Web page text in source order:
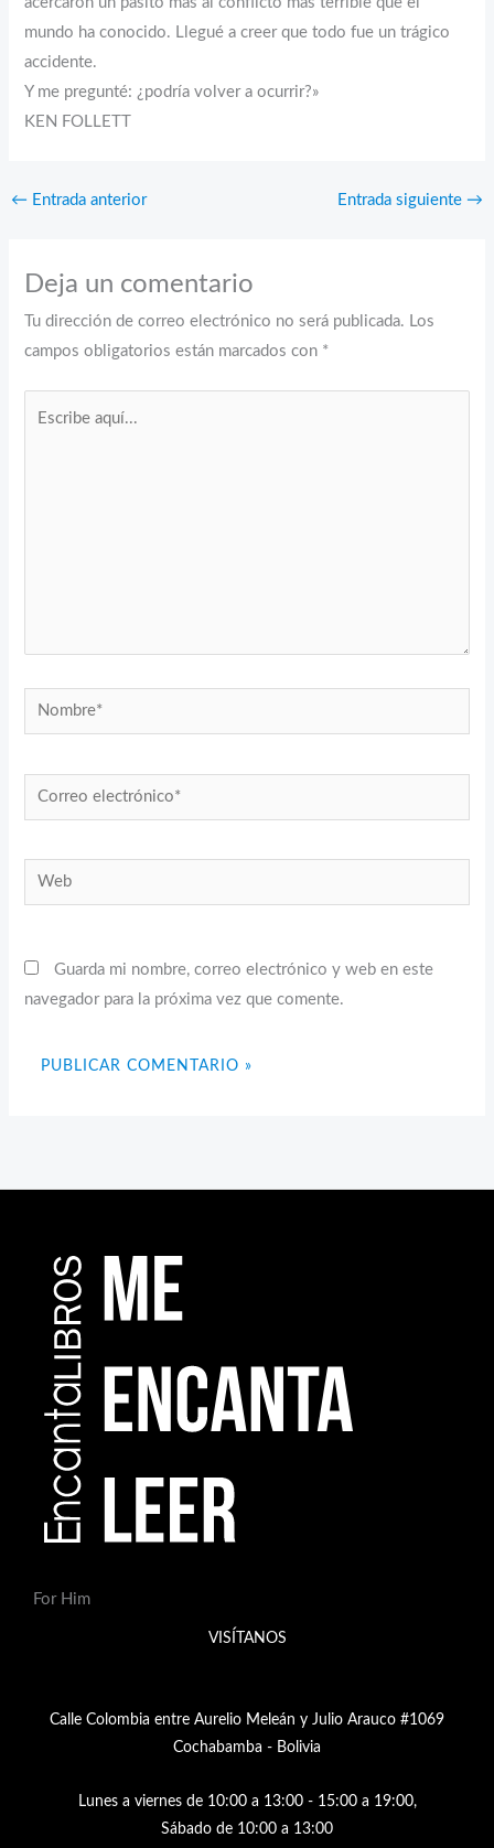
mundo ha conocido. Llegué a creer que todo fue un trágico
accidente.
Y me pregunté: ¿podría volver a ocurrir?»
KEN FOLLETT
← Entrada anterior Entrada siguiente →
Deja un comentario
Tu dirección de correo electrónico no será publicada. Los
campos obligatorios están marcados con *
Nombre*
Correo
electrónico*
Web
Guarda mi nombre, correo electrónico y web en este
navegador para la próxima vez que comente.
For Him
VISÍTANOS
Calle Colombia entre Aurelio Meleán y Julio Arauco #1069
Cochabamba - Bolivia
Lunes a viernes de 10:00 a 13:00 - 15:00 a 19:00,
Sábado de 10:00 a 13:00